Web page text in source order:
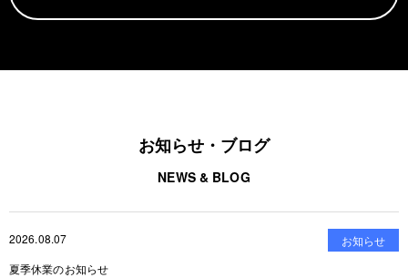
お知らせ・ブログ
NEWS & BLOG
2026.08.07
お知らせ
夏季休業のお知らせ